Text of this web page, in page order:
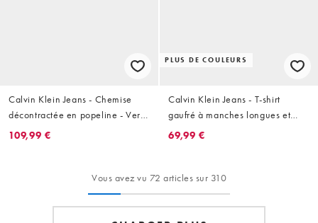
Calvin Klein Jeans - Chemise
décontractée en popeline - Vert
olive
109,99 €
PLUS DE COULEURS
Calvin Klein Jeans - T-shirt
gaufré à manches longues et
écusson - Bleu
69,99 €
Vous avez vu 72 articles sur 310